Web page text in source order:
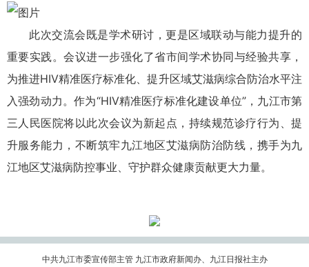
此次交流会既是学术研讨，更是区域联动与能力提升的
重要实践。会议进一步强化了省市间学术协同与经验共享，
为推进HIV精准医疗标准化、提升区域艾滋病综合防治水平注
入强劲动力。作为“HIV精准医疗标准化建设单位”，九江市第
三人民医院将以此次会议为新起点，持续规范诊疗行为、提
升服务能力，不断筑牢九江地区艾滋病防治防线，携手为九
江地区艾滋病防控事业、守护群众健康贡献更大力量。
中共九江市委宣传部主管 九江市政府新闻办、九江日报社主办